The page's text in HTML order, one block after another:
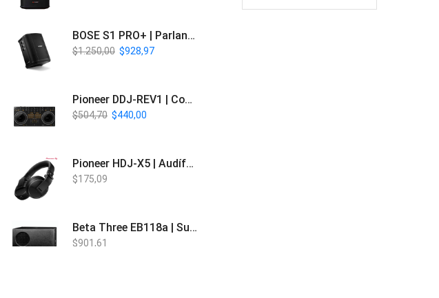
BOSE S1 PRO+ | Parlante Profesional PA Inalámbrico
$1.250,00 $928,97
Pioneer DDJ-REV1 | Controlador DJ de 2 canales estilo Scratch
$504,70 $440,00
Pioneer HDJ-X5 | Audífonos para DJ
$175,09
Beta Three EB118a | Sub Bajo Activo
$901,61